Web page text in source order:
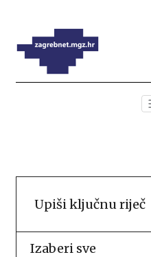
Izaberi sve